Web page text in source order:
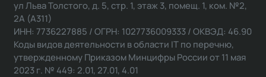
ул Льва Толстого, д. 5, стр. 1, этаж 3, помещ. 1, ком. №2,
2А (А311)
ИНН: 7736227885 / ОГРН: 1027736009333 / ОКВЭД: 46.90
Коды видов деятельности в области IT по перечню,
утвержденному Приказом Минцифры России от 11 мая
2023 г. № 449: 2.01, 27.01, 4.01